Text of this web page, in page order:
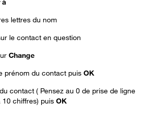
à
lettres du nom
le contact en question
Change
prénom du contact puis OK
contact ( Pensez au 0 de prise de ligne
chiffres) puis OK